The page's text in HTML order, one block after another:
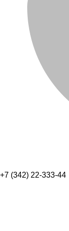
+7 (342) 22-333-44